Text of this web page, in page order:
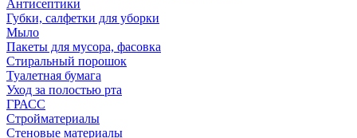
Антисептики
Губки, салфетки для уборки
Мыло
Пакеты для мусора, фасовка
Стиральный порошок
Туалетная бумага
Уход за полостью рта
ГРАСС
Стройматериалы
Стеновые материалы